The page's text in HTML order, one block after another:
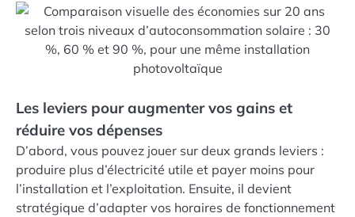
Les leviers pour augmenter vos gains et
réduire vos dépenses
D’abord, vous pouvez jouer sur deux grands leviers :
produire plus d’électricité utile et payer moins pour
l’installation et l’exploitation. Ensuite, il devient
stratégique d’adapter vos horaires de fonctionnement